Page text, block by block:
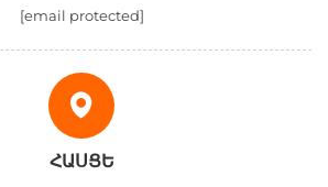
[email protected]
ՀԱՍՑԵ